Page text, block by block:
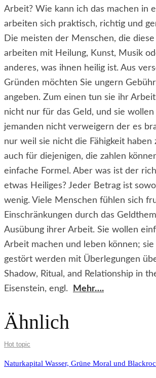
Arbeit? Wie kann ich das machen in
arbeiten sich praktisch, richtig und
Die meisten der Menschen, die diese
arbeiten mit Heilung, Kunst, Musik
anderes, was ihnen heilig ist. Aus
Gründen möchten Sie ungern
angeben. Zum einen tun sie ihr
nicht nur für das Geld, und sie
jemanden nicht verweigern der es
nur weil sie nicht die Fähigkeit haben
auch für diejenigen, die zahlen
einfache Formel. Aber was ist der
etwas Heiliges? Jeder Betrag ist
wenig. Viele Menschen fühlen sich
Einschränkungen durch das
Ausübung ihrer Arbeit. Sie wollen
Arbeit machen und leben können;
gestört werden mit Überlegungen
Shadow, Ritual, and Relationship in
Eisenstein, engl.
Mehr….
Ähnlich
Hot topic
Naturkapital Wasser, Grüne Moral und